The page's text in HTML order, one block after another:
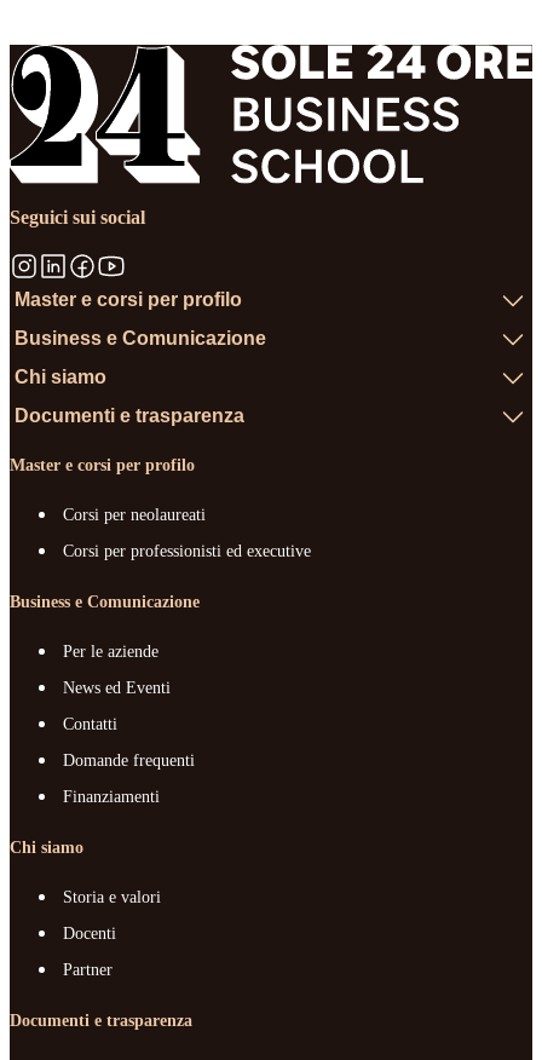
Seguici sui social
Master e corsi per profilo
Business e Comunicazione
Chi siamo
Documenti e trasparenza
Master e corsi per profilo
Corsi per neolaureati
Corsi per professionisti ed executive
Business e Comunicazione
Per le aziende
News ed Eventi
Contatti
Domande frequenti
Finanziamenti
Chi siamo
Storia e valori
Docenti
Partner
Documenti e trasparenza